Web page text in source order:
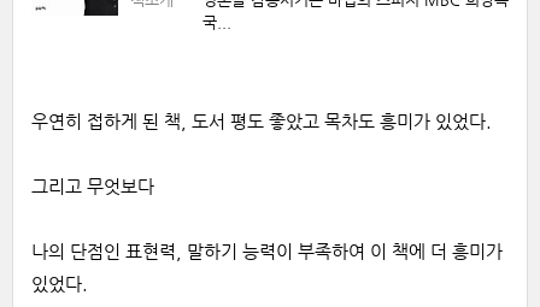
국...
우연히 접하게 된 책, 도서 평도 좋았고 목차도 흥미가 있었다.
그리고 무엇보다
나의 단점인 표현력, 말하기 능력이 부족하여 이 책에 더 흥미가
있었다.